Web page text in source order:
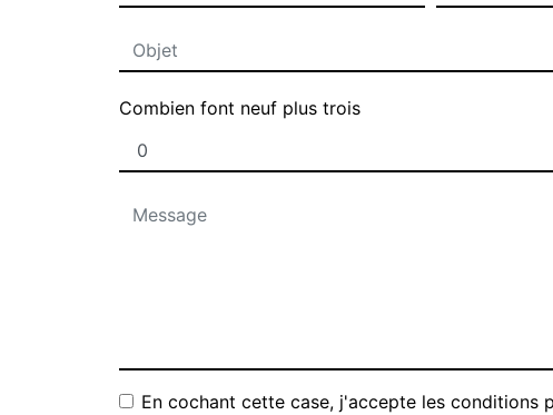
Combien font neuf plus trois
En cochant cette case, j'accepte les conditions